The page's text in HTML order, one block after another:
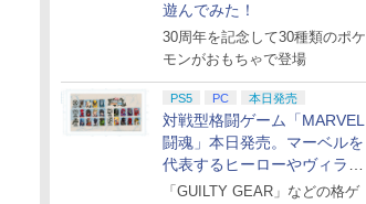
遊んでみた！
30周年を記念して30種類のポケ
モンがおもちゃで登場
PS5 PC 本日発売
対戦型格闘ゲーム「MARVEL
闘魂」本日発売。マーベルを
代表するヒーローやヴィラン
たちが登場
「GUILTY GEAR」などの格ゲ